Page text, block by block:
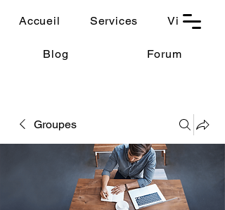
THAUMASIA
Accueil Services Vidéos
Blog Forum
Groupes